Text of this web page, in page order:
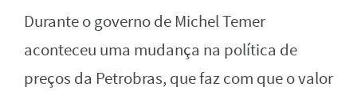
Durante o governo de Michel Temer
aconteceu uma mudança na política de
preços da Petrobras, que faz com que o valor